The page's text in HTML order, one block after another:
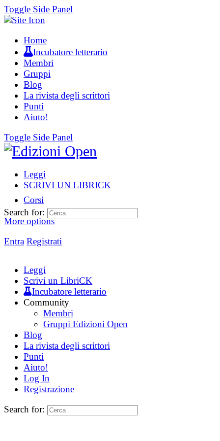
Toggle Side Panel
Home
Incubatore letterario
Membri
Gruppi
Blog
La rivista degli scrittori
Punti
Aiuto!
Toggle Side Panel
Leggi
SCRIVI UN LIBRICK
Corsi
More options
Entra Registrati
Search for:
Leggi
Scrivi un LibriCK
Incubatore letterario
Community
Membri
Gruppi Edizioni Open
Blog
La rivista degli scrittori
Punti
Aiuto!
Log In
Registrazione
Search for: